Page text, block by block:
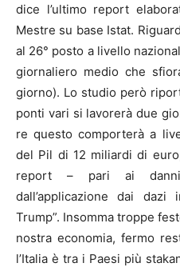
dice l’ultimo report
Mestre su base Istat.
al 26° posto a livello
giornaliero medio che
giorno). Lo studio però
ponti vari si lavorerà due
re questo comporterà a
del Pil di 12 miliardi di
report – pari ai
dall’applicazione dai dazi
Trump”. Insomma troppe
nostra economia, fermo
l’Italia è tra i Paesi più